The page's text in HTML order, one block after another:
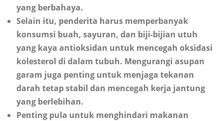
yang berbahaya.
Selain itu, penderita harus memperbanyak
konsumsi buah, sayuran, dan biji-bijian utuh
yang kaya antioksidan untuk mencegah oksidasi
kolesterol di dalam tubuh. Mengurangi asupan
garam juga penting untuk menjaga tekanan
darah tetap stabil dan mencegah kerja jantung
yang berlebihan.
Penting pula untuk menghindari makanan